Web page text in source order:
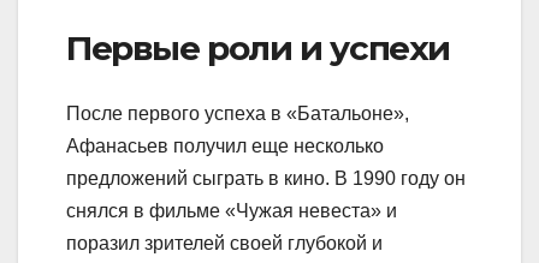
Первые роли и успехи
После первого успеха в «Батальоне»,
Афанасьев получил еще несколько
предложений сыграть в кино. В 1990 году он
снялся в фильме «Чужая невеста» и
поразил зрителей своей глубокой и